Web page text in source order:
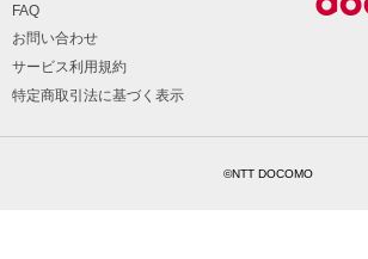
FAQ
お問い合わせ
サービス利用規約
特定商取引法に基づく表示
©NTT DOCOMO